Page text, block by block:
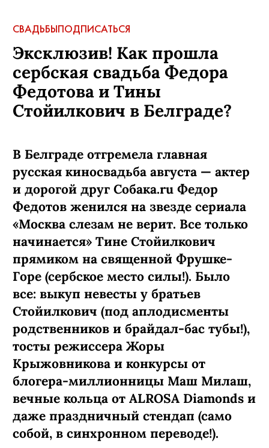
СВАДЬБЫПОДПИСАТЬСЯ
Эксклюзив! Как прошла
сербская свадьба Федора
Федотова и Тины
Стойилкович в Белграде?
В Белграде отгремела главная
русская киносвадьба августа — актер
и дорогой друг Собака.ru Федор
Федотов женился на звезде сериала
«Москва слезам не верит. Все только
начинается» Тине Стойилкович
прямиком на священной Фрушке-
Горе (сербское место силы!). Было
все: выкуп невесты у братьев
Стойилкович (под аплодисменты
родственников и брайдал-бас тубы!),
тосты режиссера Жоры
Крыжовникова и конкурсы от
блогера-миллионницы Маш Милаш,
вечные кольца от ALROSA Diamonds и
даже праздничный стендап (само
собой, в синхронном переводе!).